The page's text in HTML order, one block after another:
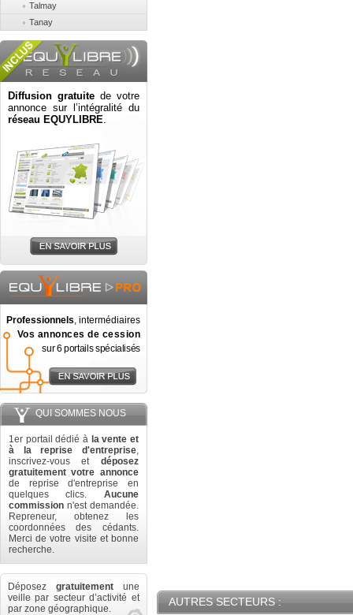
Talmay
Tanay
Diffusion gratuite de votre
annonce sur l’intégralité du
réseau EQUYLIBRE.
Professionnels, intermédiaires
Vos annonces de cession
sur 6 portails spécialisés
QUI SOMMES NOUS
1er portail dédié à la vente et
à la reprise d'entreprise,
inscrivez-vous et déposez
gratuitement votre annonce
de reprise d'entreprise en
quelques clics. Aucune
commission n'est demandée.
Repreneur, obtenez les
coordonnées des cédants.
Merci de votre visite et bonne
recherche.
Déposez gratuitement une
veille par secteur d’activité et
par zone géographique.
AUTRES SECTEURS :